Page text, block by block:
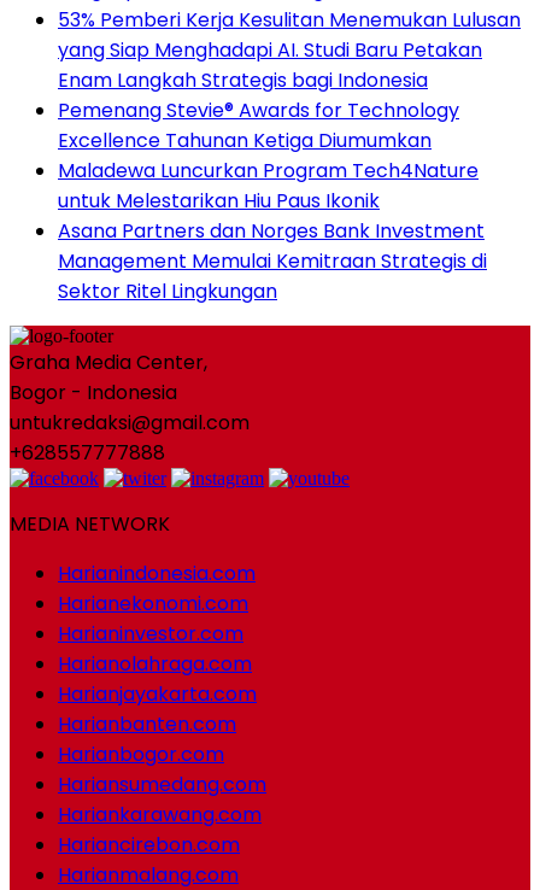
53% Pemberi Kerja Kesulitan Menemukan Lulusan
yang Siap Menghadapi AI. Studi Baru Petakan
Enam Langkah Strategis bagi Indonesia
Pemenang Stevie® Awards for Technology
Excellence Tahunan Ketiga Diumumkan
Maladewa Luncurkan Program Tech4Nature
untuk Melestarikan Hiu Paus Ikonik
Asana Partners dan Norges Bank Investment
Management Memulai Kemitraan Strategis di
Sektor Ritel Lingkungan
Graha Media Center,
Bogor - Indonesia
untukredaksi@gmail.com
+628557777888
MEDIA NETWORK
Harianindonesia.com
Harianekonomi.com
Harianinvestor.com
Harianolahraga.com
Harianjayakarta.com
Harianbanten.com
Harianbogor.com
Hariansumedang.com
Hariankarawang.com
Hariancirebon.com
Harianmalang.com